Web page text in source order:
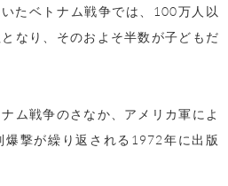
たベトナム戦争では、100万人以
なり、そのおよそ半数が子どもだ
ム戦争のさなか、アメリカ軍によ
撃が繰り返される1972年に出版